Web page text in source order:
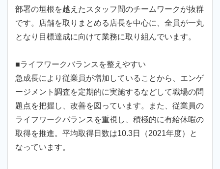
部署の垣根を越えたスタッフ間のチームワークが抜群
です。店舗を取りまとめる店長を中心に、全員が一丸
となり目標達成に向けて業務に取り組んでいます。
■ライフワークバランスを整えやすい
急成長により従業員が増加していることから、エンゲ
ージメント調査を定期的に実施するなどして職場の問
題点を把握し、改善を図っています。また、従業員の
ライフワークバランスを重視し、積極的に有給休暇の
取得を推進。平均取得日数は10.3日（2021年度）と
なっています。